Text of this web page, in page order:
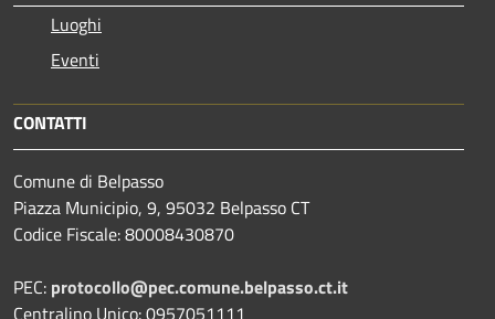
Luoghi
Eventi
CONTATTI
Comune di Belpasso
Piazza Municipio, 9, 95032 Belpasso CT
Codice Fiscale: 80008430870
PEC: protocollo@pec.comune.belpasso.ct.it
Centralino Unico: 0957051111